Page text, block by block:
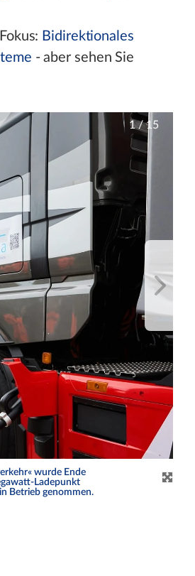
Bidirektionales
- aber sehen Sie
1/15
wurde Ende
Ladepunkt
Betrieb genommen.